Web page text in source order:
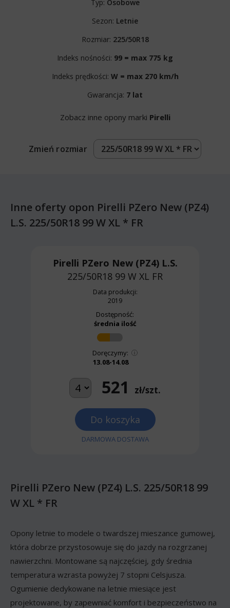
Typ: Osobowe
Sezon: Letnie
Rozmiar: 225/50R18
Indeks nośności: 99 = max 775 kg
Indeks prędkości: W = max 270 km/h
Gwarancja: 7 lat
Zobacz inne opony marki Pirelli
Zmień rozmiar
Inne oferty opon Pirelli PZero New (PZ4)
L.S. 225/50R18 99 W XL * FR
Pirelli PZero New (PZ4) L.S.
225/50R18 99 W XL FR
Data produkcji:
2019
Dostępność:
średnia ilość
Doręczymy:
13.08-14.08
521 zł/szt.
Do koszyka
DARMOWA DOSTAWA
Pirelli PZero New (PZ4) L.S. 225/50R18 99
W XL * FR
Opony letnie to modele o twardszej mieszance gumowej,
która dobrze przystosowuje się do jazdy na rozgrzanej
nawierzchni. Montowane są najczęściej, gdy średnia
temperatura wzrasta powyżej 7 stopni Celsjusza.
Ogumienie dedykowane na letnie miesiące jest
projektowane, by zapewniać komfort i bezpieczeństwo na